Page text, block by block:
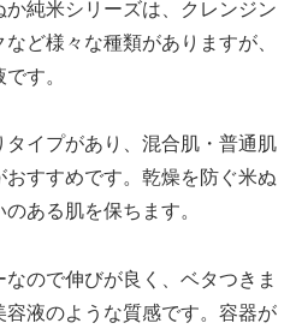
純米シリーズは、クレンジン
ど様々な種類がありますが、
す。
イプがあり、混合肌・普通肌
すすめです。乾燥を防ぐ米ぬ
ある肌を保ちます。
ので伸びが良く、ベタつきま
液のような質感です。容器が